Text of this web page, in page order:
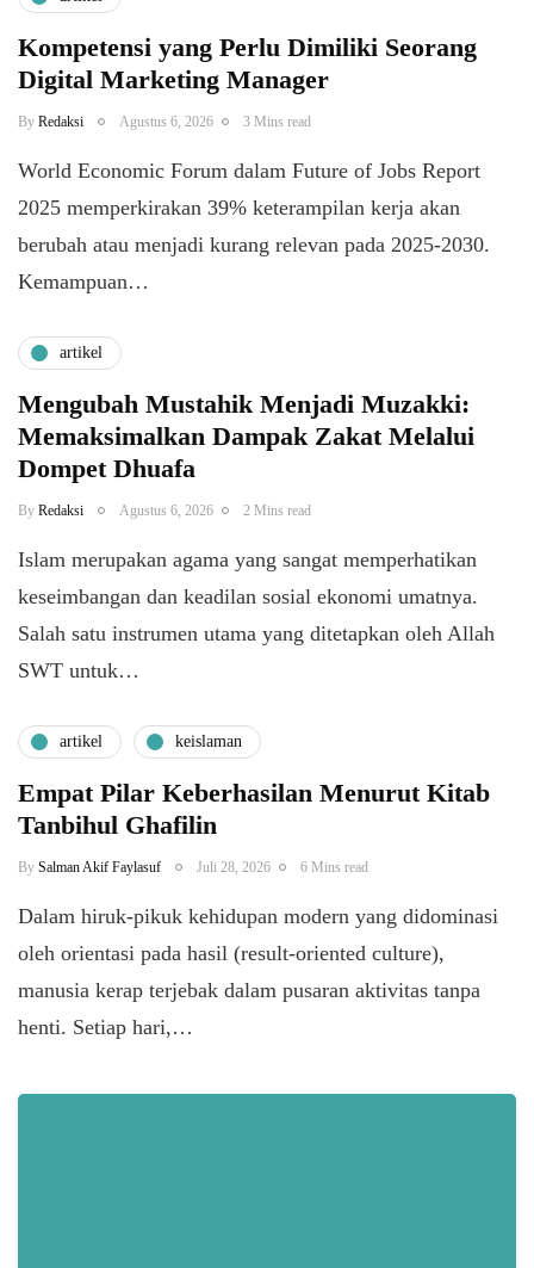
Kompetensi yang Perlu Dimiliki Seorang
Digital Marketing Manager
By Redaksi Agustus 6, 2026 3 Mins read
World Economic Forum dalam Future of Jobs Report
2025 memperkirakan 39% keterampilan kerja akan
berubah atau menjadi kurang relevan pada 2025-2030.
Kemampuan…
artikel
Mengubah Mustahik Menjadi Muzakki:
Memaksimalkan Dampak Zakat Melalui
Dompet Dhuafa
By Redaksi Agustus 6, 2026 2 Mins read
Islam merupakan agama yang sangat memperhatikan
keseimbangan dan keadilan sosial ekonomi umatnya.
Salah satu instrumen utama yang ditetapkan oleh Allah
SWT untuk…
artikel keislaman
Empat Pilar Keberhasilan Menurut Kitab
Tanbihul Ghafilin
By Salman Akif Faylasuf Juli 28, 2026 6 Mins read
Dalam hiruk-pikuk kehidupan modern yang didominasi
oleh orientasi pada hasil (result-oriented culture),
manusia kerap terjebak dalam pusaran aktivitas tanpa
henti. Setiap hari,…